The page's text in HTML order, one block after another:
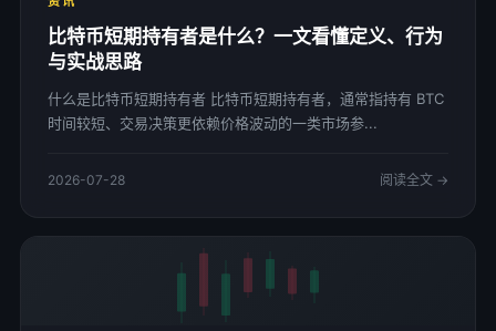
比特币短期持有者是什么？一文看懂定义、行为
与实战思路
什么是比特币短期持有者 比特币短期持有者，通常指持有 BTC
时间较短、交易决策更依赖价格波动的一类市场参...
2026-07-28 阅读全文 →